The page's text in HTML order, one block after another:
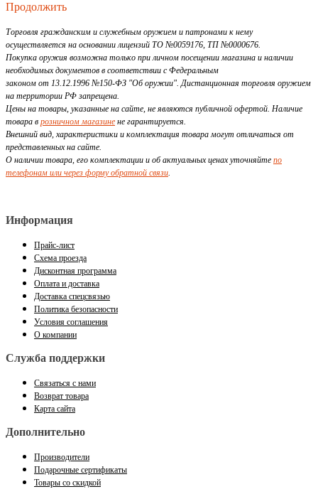
Продолжить
Торговля гражданским и служебным оружием и патронами к нему
осуществляется на основании лицензий ТО №0059176, ТП №0000676.
Покупка оружия возможна только при личном посещении магазина и наличии
необходимых документов в соответствии с Федеральным
законом от 13.12.1996 №150-ФЗ "Об оружии". Дистанционная торговля оружием
на территории РФ запрещена.
Цены на товары, указанные на сайте, не являются публичной офертой. Наличие
товара в розничном магазине не гарантируется.
Внешний вид, характеристики и комплектация товара могут отличаться от
представленных на сайте.
О наличии товара, его комплектации и об актуальных ценах уточняйте по
телефонам или через форму обратной связи.
Информация
Прайс-лист
Схема проезда
Дисконтная программа
Оплата и доставка
Доставка спецсвязью
Политика безопасности
Условия соглашения
О компании
Служба поддержки
Связаться с нами
Возврат товара
Карта сайта
Дополнительно
Производители
Подарочные сертификаты
Товары со скидкой